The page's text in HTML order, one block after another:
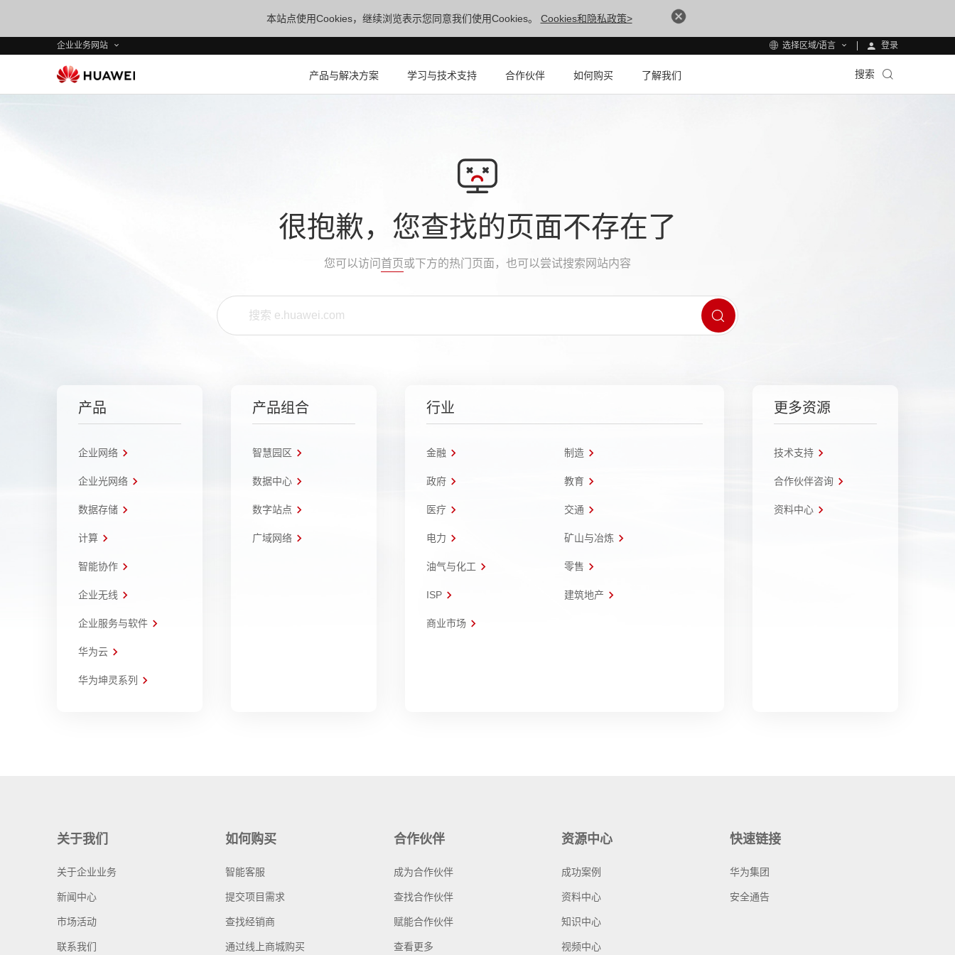
本站点使用Cookies，继续浏览表示您同意我们使用Cookies。 Cookies和隐私政策>
企业业务网站 选择区域/语言 登录
产品与解决方案 学习与技术支持 合作伙伴 如何购买 了解我们 搜索
很抱歉，您查找的页面不存在了
您可以访问 首页或下方的热门页面，也可以尝试搜索网站内容
产品
企业网络
企业光网络
数据存储
计算
智能协作
企业无线
企业服务与软件
华为云
华为坤灵系列
产品组合
智慧园区
数据中心
数字站点
广域网络
行业
金融 制造
政府 教育
医疗 交通
电力 矿山与冶炼
油气与化工 零售
ISP 建筑地产
商业市场
更多资源
技术支持
合作伙伴咨询
资料中心
关于我们
关于企业业务
新闻中心
市场活动
联系我们
如何购买
智能客服
提交项目需求
查找经销商
通过线上商城购买
合作伙伴
成为合作伙伴
查找合作伙伴
赋能合作伙伴
查看更多
资源中心
成功案例
资料中心
知识中心
视频中心
快速链接
华为集团
安全通告